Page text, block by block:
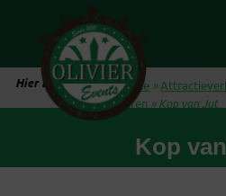
Hier ben je: Home »
huren »Kop van Jut
Kop